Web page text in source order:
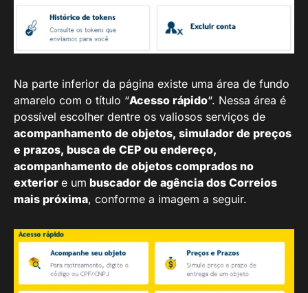
Na parte inferior da página existe uma área de fundo
amarelo com o título “Acesso rápido“. Nessa área é
possível escolher dentre os valiosos serviços de
acompanhamento de objetos, simulador de preços
e prazos, busca de CEP ou endereço,
acompanhamento de objetos comprados no
exterior e um buscador de agência dos Correios
mais próxima, conforme a imagem a seguir.